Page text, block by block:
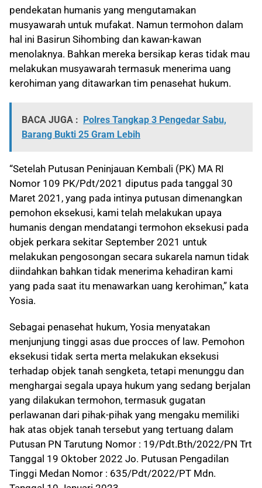
pendekatan humanis yang mengutamakan
musyawarah untuk mufakat. Namun termohon dalam
hal ini Basirun Sihombing dan kawan-kawan
menolaknya. Bahkan mereka bersikap keras tidak mau
melakukan musyawarah termasuk menerima uang
kerohiman yang ditawarkan tim penasehat hukum.
BACA JUGA : Polres Tangkap 3 Pengedar Sabu,
Barang Bukti 25 Gram Lebih
“Setelah Putusan Peninjauan Kembali (PK) MA RI
Nomor 109 PK/Pdt/2021 diputus pada tanggal 30
Maret 2021, yang pada intinya putusan dimenangkan
pemohon eksekusi, kami telah melakukan upaya
humanis dengan mendatangi termohon eksekusi pada
objek perkara sekitar September 2021 untuk
melakukan pengosongan secara sukarela namun tidak
diindahkan bahkan tidak menerima kehadiran kami
yang pada saat itu menawarkan uang kerohiman,” kata
Yosia.
Sebagai penasehat hukum, Yosia menyatakan
menjunjung tinggi asas due procces of law. Pemohon
eksekusi tidak serta merta melakukan eksekusi
terhadap objek tanah sengketa, tetapi menunggu dan
menghargai segala upaya hukum yang sedang berjalan
yang dilakukan termohon, termasuk gugatan
perlawanan dari pihak-pihak yang mengaku memiliki
hak atas objek tanah tersebut yang tertuang dalam
Putusan PN Tarutung Nomor : 19/Pdt.Bth/2022/PN Trt
Tanggal 19 Oktober 2022 Jo. Putusan Pengadilan
Tinggi Medan Nomor : 635/Pdt/2022/PT Mdn.